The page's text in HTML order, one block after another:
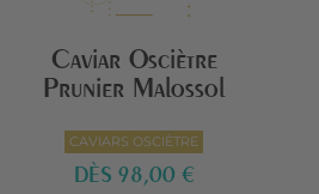
Caviar Osciètre
Prunier Malossol
CAVIARS OSCIÈTRE
DÈS 98,00 €